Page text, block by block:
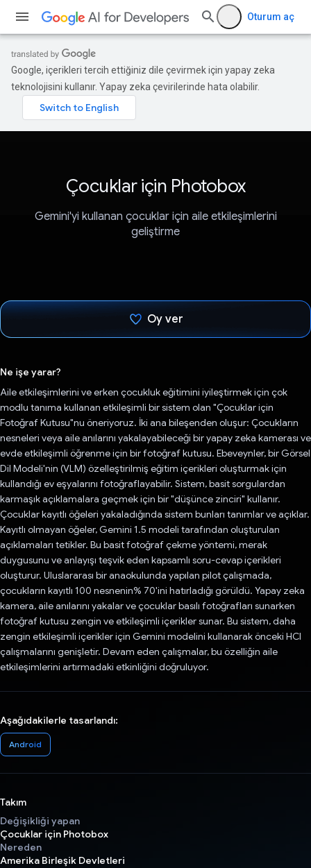
Oturum aç
Google, içerikleri tercih ettiğiniz dile çevirmek için yapay zeka
teknolojisini kullanır. Yapay zeka çevirilerinde hata olabilir.
Çocuklar için Photobox
Gemini'yi kullanan çocuklar için aile etkileşimlerini
geliştirme
Oy ver
Ne işe yarar?
Aile etkileşimlerini ve erken çocukluk eğitimini iyileştirmek için çok
modlu tanıma kullanan etkileşimli bir sistem olan "Çocuklar için
Fotoğraf Kutusu"nu öneriyoruz. İki ana bileşenden oluşur: Çocukların
nesneleri veya aile anılarını yakalayabileceği bir yapay zeka kamerası ve
evde etkileşimli öğrenme için bir fotoğraf kutusu. Ebeveynler, bir Görsel
Dil Modeli'nin (VLM) özelleştirilmiş eğitim içerikleri oluşturmak için
kullandığı ev eşyalarını fotoğraflayabilir. Sistem, basit sorgulardan
karmaşık açıklamalara geçmek için bir "düşünce zinciri" kullanır.
Çocuklar kayıtlı öğeleri yakaladığında sistem bunları tanımlar ve açıklar.
Kayıtlı olmayan öğeler, Gemini 1.5 modeli tarafından oluşturulan
açıklamaları tetikler. Bu basit fotoğraf çekme yöntemi, merak
duygusunu ve anlayışı teşvik eden kapsamlı soru-cevap içerikleri
oluşturur. Uluslararası bir anaokulunda yapılan pilot çalışmada,
çocukların kayıtlı 100 nesnenin% 70'ini hatırladığı görüldü. Yapay zeka
kamera, aile anılarını yakalar ve çocuklar basılı fotoğrafları sunarken
fotoğraf kutusu zengin ve etkileşimli içerikler sunar. Bu sistem, daha
zengin etkileşimli içerikler için Gemini modelini kullanarak önceki HCI
çalışmalarını genişletir. Devam eden çalışmalar, bu özelliğin aile
etkileşimlerini artırmadaki etkinliğini doğruluyor.
Aşağıdakilerle tasarlandı:
Android
Takım
Değişikliği yapan
Çocuklar için Photobox
Nereden
Amerika Birleşik Devletleri